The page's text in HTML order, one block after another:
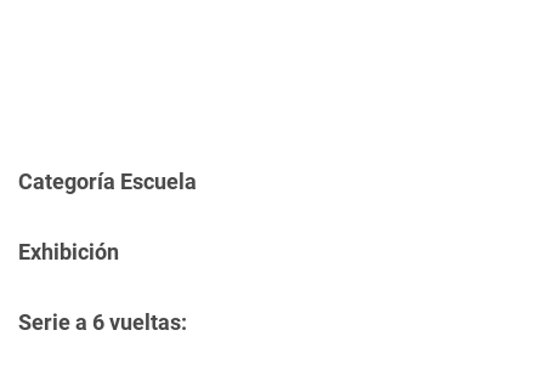
Categoría Escuela
Exhibición
Serie a 6 vueltas: